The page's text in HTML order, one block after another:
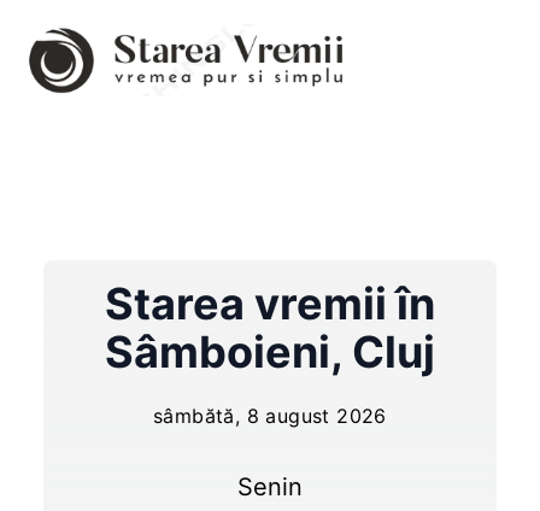
Starea vremii în
Sâmboieni, Cluj
sâmbătă, 8 august 2026
Senin